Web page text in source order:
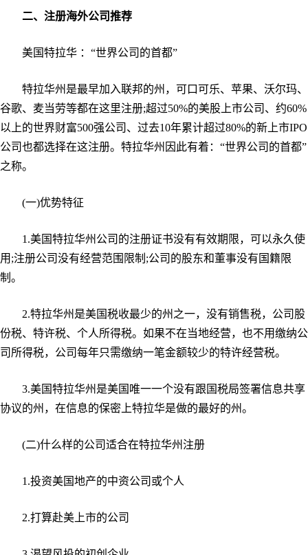
二、注册海外公司推荐
美国特拉华 ：“世界公司的首都”
特拉华州是最早加入联邦的州，可口可乐、苹果、沃尔玛、
谷歌、麦当劳等都在这里注册;超过50%的美股上市公司、约60%
以上的世界财富500强公司、过去10年累计超过80%的新上市IPO
公司也都选择在这注册。特拉华州因此有着：“世界公司的首都”
之称。
(一)优势特征
1.美国特拉华州公司的注册证书没有有效期限，可以永久使
用;注册公司没有经营范围限制;公司的股东和董事没有国籍限
制。
2.特拉华州是美国税收最少的州之一，没有销售税，公司股
份税、特许税、个人所得税。如果不在当地经营，也不用缴纳公
司所得税，公司每年只需缴纳一笔金额较少的特许经营税。
3.美国特拉华州是美国唯一一个没有跟国税局签署信息共享
协议的州，在信息的保密上特拉华是做的最好的州。
(二)什么样的公司适合在特拉华州注册
1.投资美国地产的中资公司或个人
2.打算赴美上市的公司